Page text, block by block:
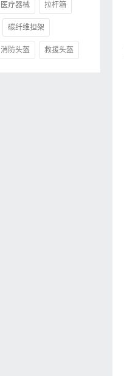
医疗器械 拉杆箱
碳纤维担架
消防头盔 救援头盔